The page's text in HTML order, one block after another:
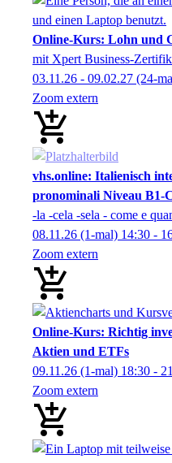
Online-Kurs: Lohn und
mit Xpert Business-
03.11.26 - 09.02.27 (24-
Zoom extern
vhs.online: Italienisch
pronominali Niveau B1-
-la -cela -sela - come e
08.11.26 (1-mal) 14:30 -
Zoom extern
Online-Kurs: Richtig
Aktien und ETFs
09.11.26 (1-mal) 18:30 -
Zoom extern